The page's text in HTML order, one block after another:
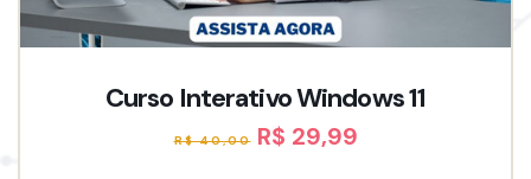
Curso Interativo Windows 11
R$ 40,00 R$ 29,99